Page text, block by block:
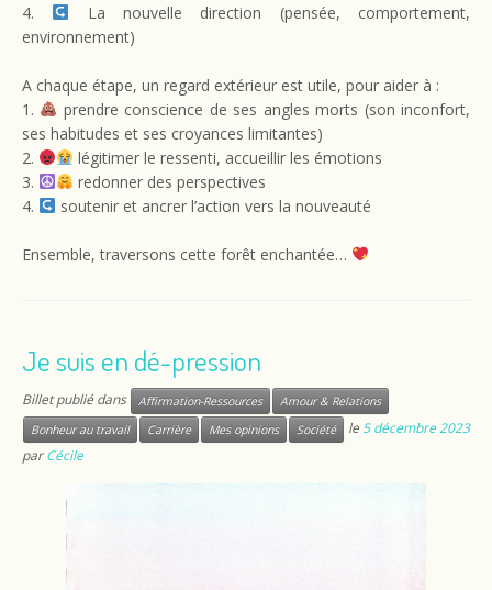
4.
La nouvelle direction (pensée, comportement,
environnement)
A chaque étape, un regard extérieur est utile, pour aider à :
1.
prendre conscience de ses angles morts (son inconfort,
ses habitudes et ses croyances limitantes)
2.
légitimer le ressenti, accueillir les émotions
3.
redonner des perspectives
4.
soutenir et ancrer l’action vers la nouveauté
Ensemble, traversons cette forêt enchantée…
Je suis en dé-pression
Billet publié dans Affirmation-Ressources
Amour & Relations
Bonheur au travail
Carrière Mes opinions Société le 5 décembre 2023
parCécile